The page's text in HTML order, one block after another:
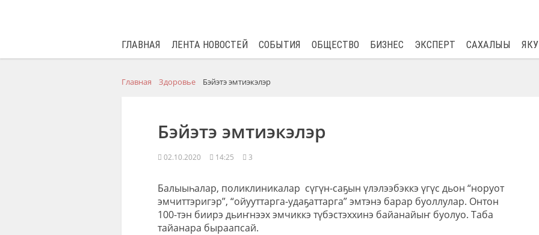
ГЛАВНАЯ ЛЕНТА НОВОСТЕЙ СОБЫТИЯ ОБЩЕСТВО БИЗНЕС ЭКСПЕРТ САХАЛЫЫ
Главная Здоровье Бэйэтэ эмтиэкэлэр
Бэйэтэ эмтиэкэлэр
02.10.2020 14:25 3
Балыыһалар, поликлиникалар сүгүн-саҕын үлэлээбэккэ үгүс дьон “норуот
эмчиттэригэр”, “ойууттарга-удаҕаттарга” эмтэнэ барар буоллулар. Онтон
100-тэн биирэ дьиҥнээх эмчиккэ түбэстэххинэ байанайыҥ буолуо. Таба
тайанара быраапсай.